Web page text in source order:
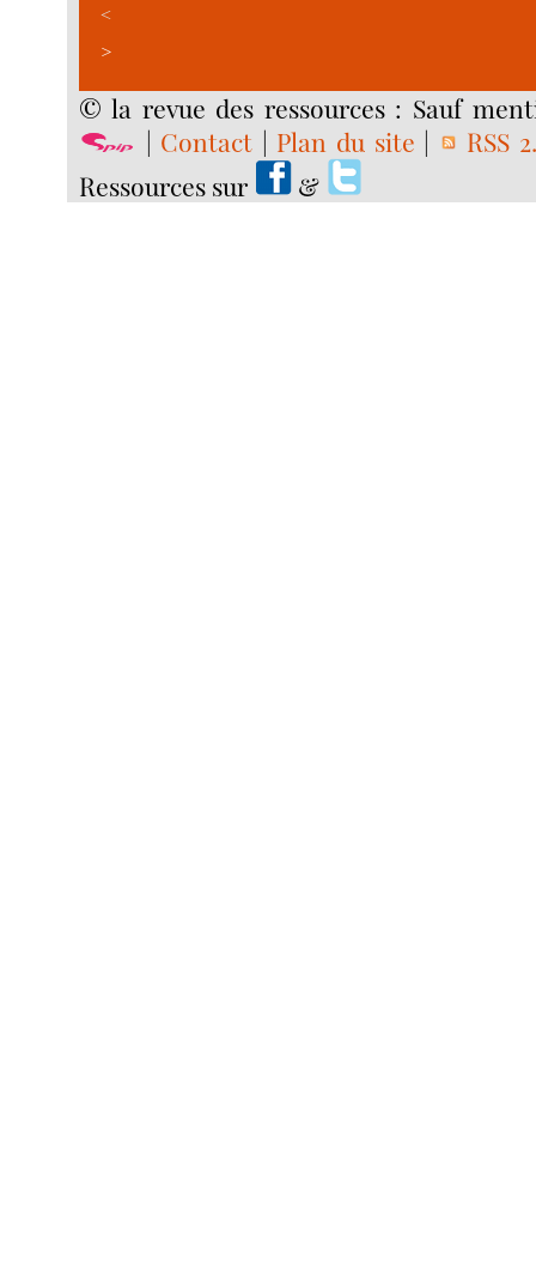
<
>
© la revue des ressources : Sauf
| Contact | Plan du site |
RSS
Ressources sur
&